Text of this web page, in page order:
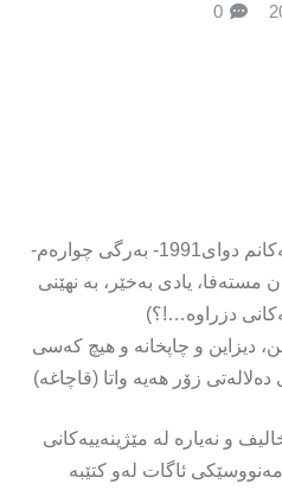
0
لەم ڕۆژانەدا كتێبی (بیرەوەرییەكانم دوای1991- بەرگی چوارەم-
مستەفا، یادی بەخێر، بە نهێنی
دزراوە…!؟)
دیزاین و چاپخانە و هیچ كەسی
زۆر هەیە واتا (قاچاغە)
و نەیارە لە مێژینەییەكانی
ئاگات لەو كتێبە